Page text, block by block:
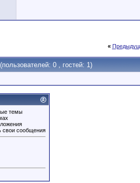
«
(пользователей: 0 , гостей: 1)
темы
свои сообщения